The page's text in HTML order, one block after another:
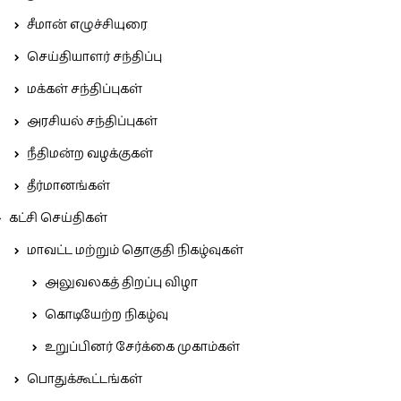
சீமான் எழுச்சியுரை
செய்தியாளர் சந்திப்பு
மக்கள் சந்திப்புகள்
அரசியல் சந்திப்புகள்
நீதிமன்ற வழக்குகள்
தீர்மானங்கள்
கட்சி செய்திகள்
மாவட்ட மற்றும் தொகுதி நிகழ்வுகள்
அலுவலகத் திறப்பு விழா
கொடியேற்ற நிகழ்வு
உறுப்பினர் சேர்க்கை முகாம்கள்
பொதுக்கூட்டங்கள்